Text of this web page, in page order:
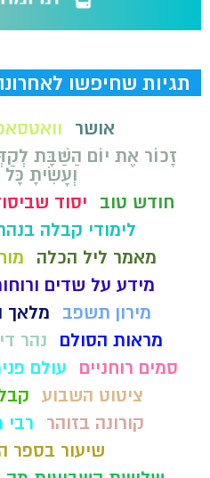
תגיות שחיפשו
אושר
זָכוֹר אֶת יוֹם הַשַּׁבָּת
וְעָשִׂיתָ
חודש טוב
יסוד
לימודי קבלה
מאמר ליל הכלה
מידע על שדים
מירון תשפב
מלאך
מראות הסולם
נהר
סמים רוחניים
עולם
ציטוט השבוע
קורונה בזוהר
רבי
שיעור בספר